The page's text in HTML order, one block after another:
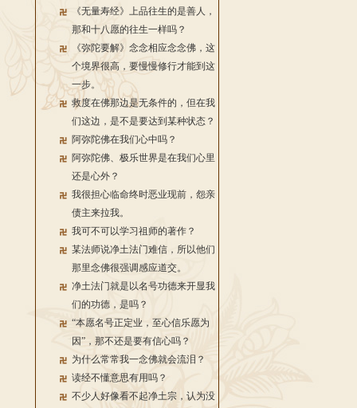
《无量寿经》上品往生的是善人，
那和十八愿的往生一样吗？
《弥陀要解》念念相应念念佛，这
个境界很高，要慢慢修行才能到这
一步。
救度在佛那边是无条件的，但在我
们这边，是不是要达到某种状态？
阿弥陀佛在我们心中吗？
阿弥陀佛、极乐世界是在我们心里
还是心外？
我很担心临命终时恶业现前，怨亲
债主来拉我。
我可不可以学习祖师的著作？
某法师说净土法门难信，所以他们
那里念佛很强调感应道交。
净土法门就是以名号功德来开显我
们的功德，是吗？
“本愿名号正定业，至心信乐愿为
因”，那不还是要有信心吗？
为什么常常我一念佛就会流泪？
读经不懂意思有用吗？
不少人好像看不起净土宗，认为没